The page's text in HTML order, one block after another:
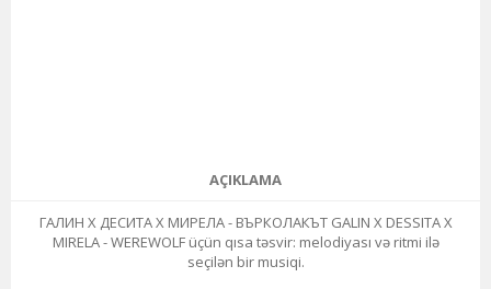
AÇIKLAMA
ГАЛИН Х ДЕСИТА Х МИРЕЛА - ВЪРКОЛАКЪТ GALIN X DESSITA X
MIRELA - WEREWOLF üçün qısa təsvir: melodiyası və ritmi ilə
seçilən bir musiqi.